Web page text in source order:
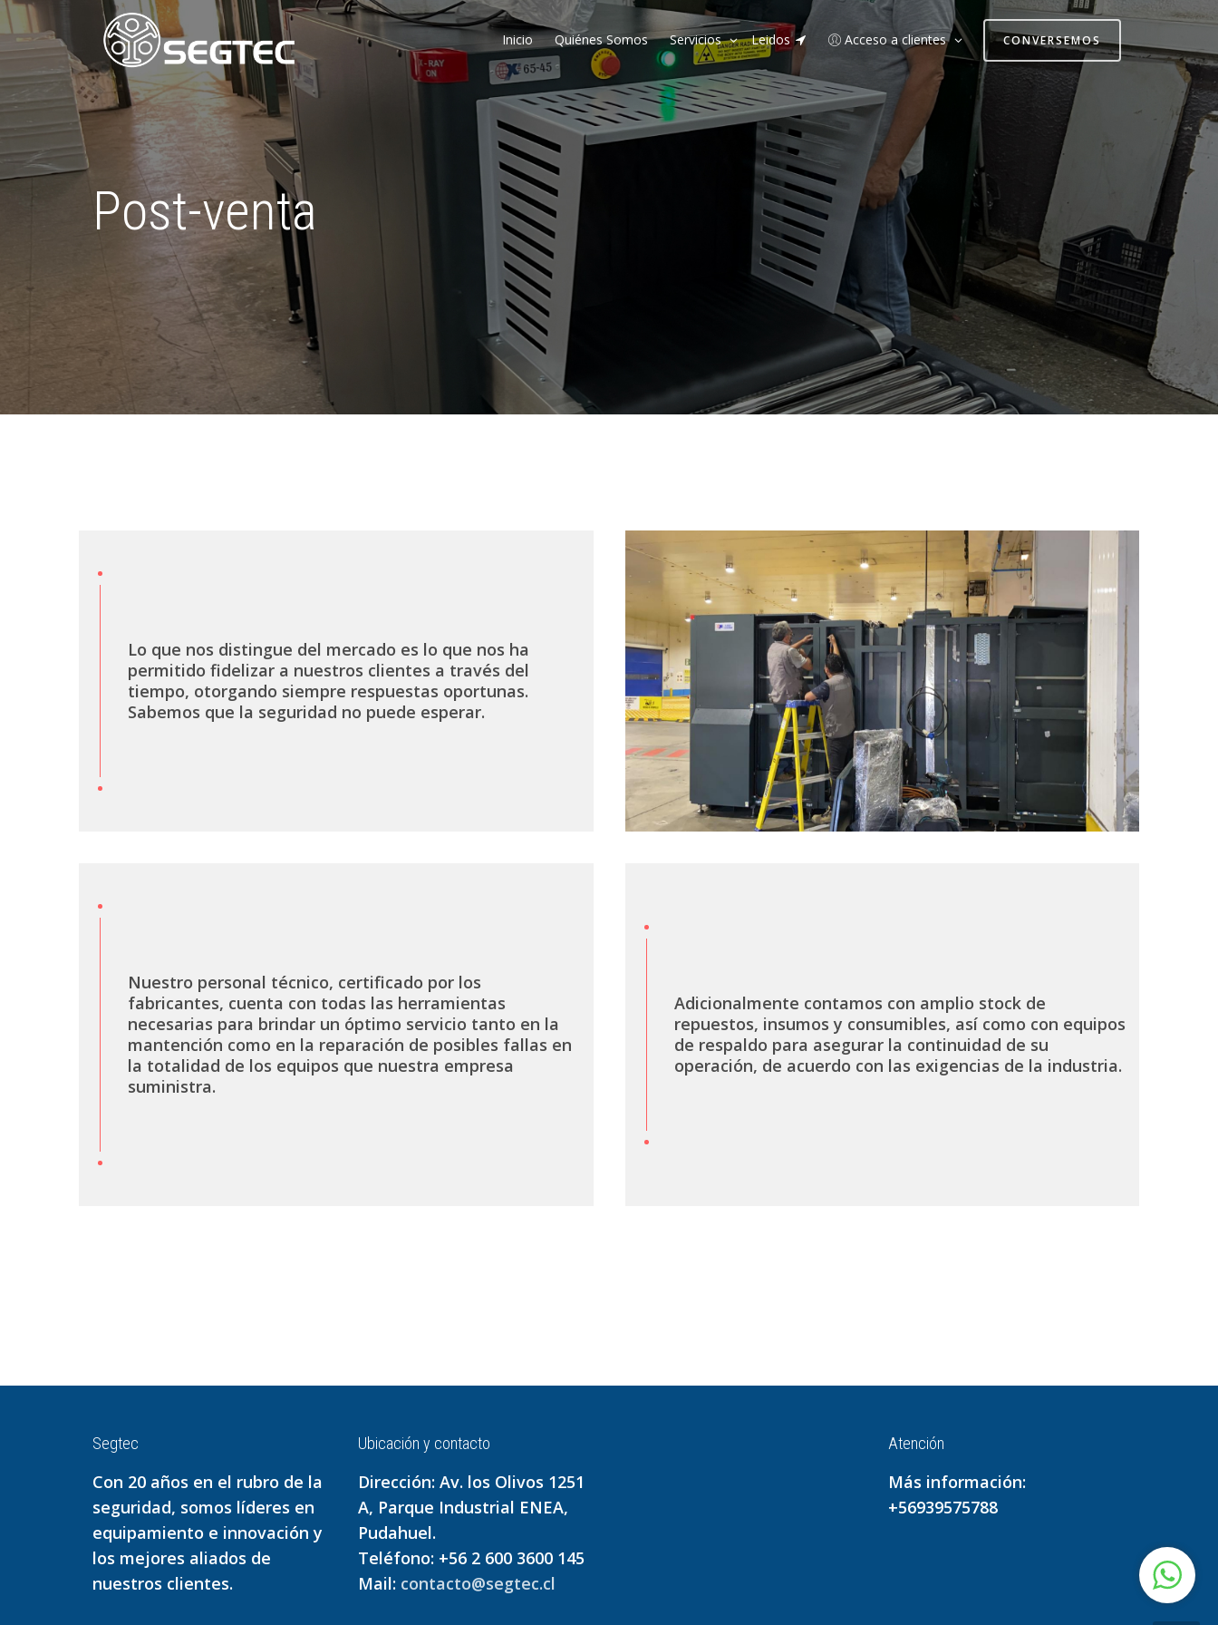
Inicio Quiénes Somos Servicios Leidos Acceso a clientes CONVERSEMOS
Post-venta
Lo que nos distingue del mercado es lo que nos ha
permitido fidelizar a nuestros clientes a través del
tiempo, otorgando siempre respuestas oportunas.
Sabemos que la seguridad no puede esperar.
Nuestro personal técnico, certificado por los
fabricantes, cuenta con todas las herramientas
necesarias para brindar un óptimo servicio tanto en la
mantención como en la reparación de posibles fallas en
la totalidad de los equipos que nuestra empresa
suministra.
Adicionalmente contamos con amplio stock de
repuestos, insumos y consumibles, así como con equipos
de respaldo para asegurar la continuidad de su
operación, de acuerdo con las exigencias de la industria.
Segtec
Con 20 años en el rubro de la
seguridad, somos líderes en
equipamiento e innovación y
los mejores aliados de
nuestros clientes.
Ubicación y contacto
Dirección: Av. los Olivos 1251
A, Parque Industrial ENEA,
Pudahuel.
Teléfono: +56 2 600 3600 145
Mail: contacto@segtec.cl
Atención
Más información:
+56939575788